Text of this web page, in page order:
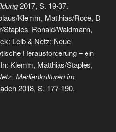
2017, S. 19-37.
Klemm, Matthias/Rode, D
Ronald/Waldmann,
Leib & Netz: Neue
Herausforderung – ein
Klemm, Matthias/Staples,
Medienkulturen im
2018, S. 177-190.